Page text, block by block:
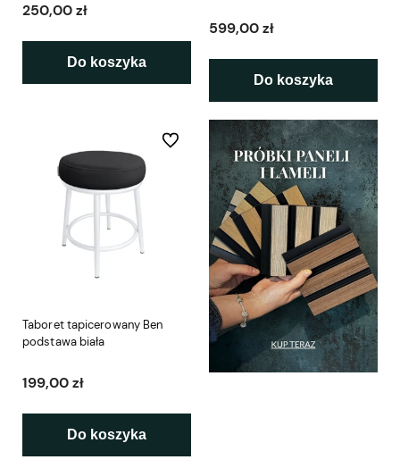
250,00 zł
Do koszyka
599,00 zł
Do koszyka
Taboret tapicerowany Ben
podstawa biała
199,00 zł
Do koszyka
Do ulubionych